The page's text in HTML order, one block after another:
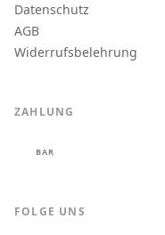
Datenschutz
AGB
Widerrufsbelehrung
ZAHLUNG
BAR
FOLGE UNS